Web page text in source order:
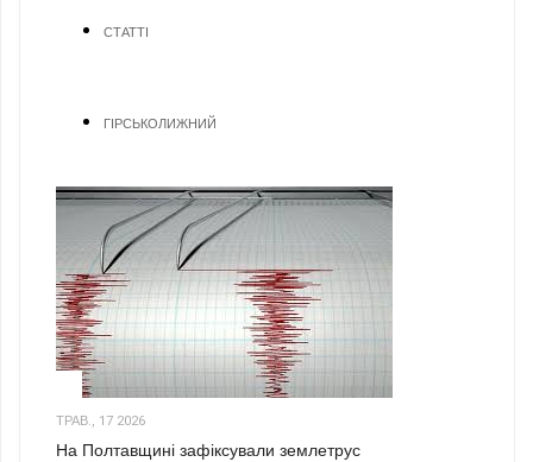
СТАТТІ
ГІРСЬКОЛИЖНИЙ
ТРАВ., 17 2026
На Полтавщині зафіксували землетрус